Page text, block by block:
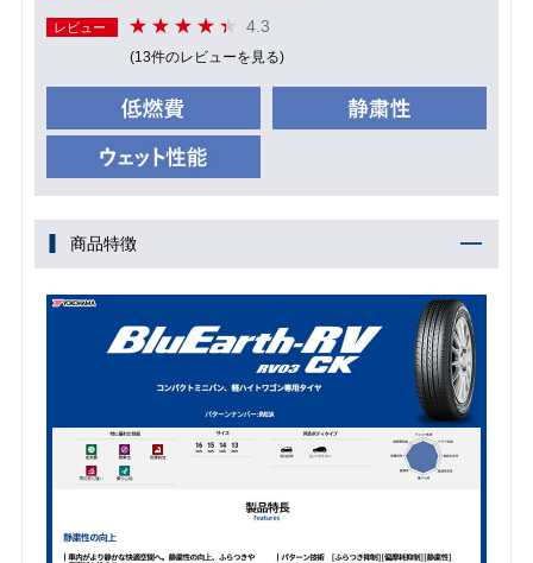
レビュー 4.3
(13件のレビューを見る)
商品特徴